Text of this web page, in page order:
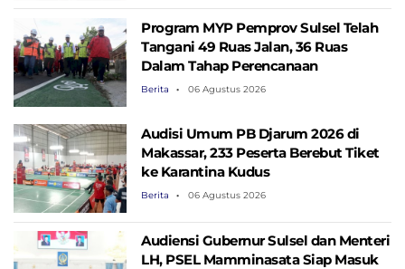
Program MYP Pemprov Sulsel Telah
Tangani 49 Ruas Jalan, 36 Ruas
Dalam Tahap Perencanaan
Berita 06 Agustus 2026
Audisi Umum PB Djarum 2026 di
Makassar, 233 Peserta Berebut Tiket
ke Karantina Kudus
Berita 06 Agustus 2026
Audiensi Gubernur Sulsel dan Menteri
LH, PSEL Mamminasata Siap Masuk